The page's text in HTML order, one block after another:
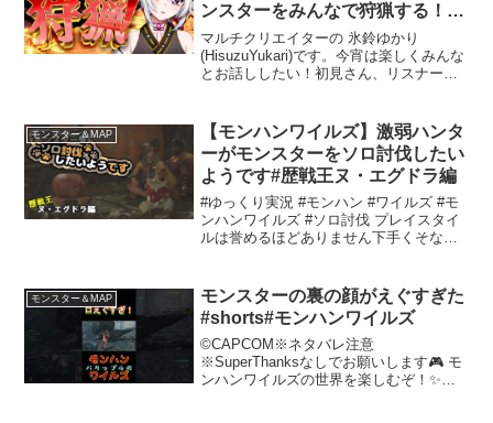
ンスターをみんなで狩猟する！
#vtuber
マルチクリエイターの 氷鈴ゆかり
(HisuzuYukari)です。今宵は楽しくみんな
とお話ししたい！初見さん、リスナーさ
「参加希望」「ハンター名」をコメント
してくださ...
モンスター＆MAP
【モンハンワイルズ】激弱ハンタ
ーがモンスターをソロ討伐したい
ようです#歴戦王ヌ・エグドラ編
#ゆっくり実況 #モンハン #ワイルズ #モ
ンハンワイルズ #ソロ討伐 プレイスタイ
ルは誉めるほどありません下手くそなの
メントで教えてくれれば喜びます激弱ハ
ンターがソロ...
モンスター＆MAP
モンスターの裏の顔がえぐすぎた
#shorts#モンハンワイルズ
©CAPCOM※ネタバレ注意
※SuperThanksなしでお願いします🎮 モ
ンハンワイルズの世界を楽しむぞ！✨仲